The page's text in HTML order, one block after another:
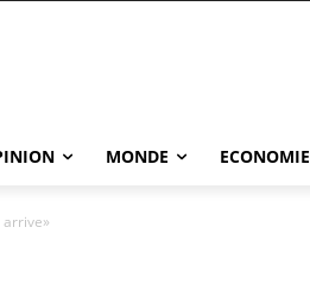
MONDE ECONOMIE
arrive»